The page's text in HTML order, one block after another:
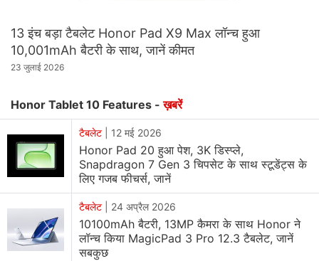
13 इंच बड़ा टैबलेट Honor Pad X9 Max लॉन्च हुआ
10,001mAh बैटरी के साथ, जानें कीमत
23 जुलाई 2026
Honor Tablet 10 Features -ख़बरें
टैबलेट 12 मई 2026
Honor Pad 20 हुआ पेश, 3K डिस्प्ले,
Snapdragon 7 Gen 3 चिपसेट के साथ स्टूडेंट्स के
लिए गजब फीचर्स, जानें
टैबलेट 24 अप्रैल 2026
10100mAh बैटरी, 13MP कैमरा के साथ Honor ने
लॉन्च किया MagicPad 3 Pro 12.3 टैबलेट, जानें
सबकुछ